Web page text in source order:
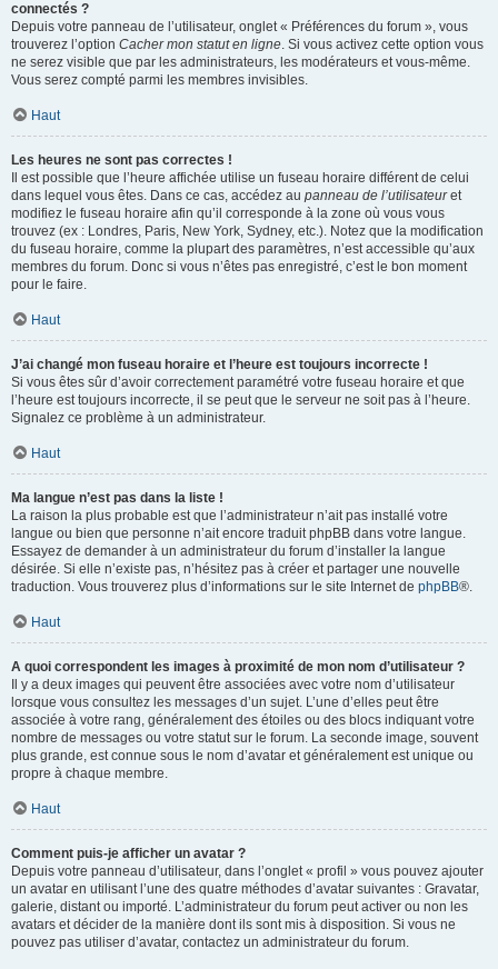
connectés ?
Depuis votre panneau de l’utilisateur, onglet « Préférences du forum », vous
trouverez l’option Cacher mon statut en ligne. Si vous activez cette option vous
ne serez visible que par les administrateurs, les modérateurs et vous-même.
Vous serez compté parmi les membres invisibles.
Haut
Les heures ne sont pas correctes !
Il est possible que l’heure affichée utilise un fuseau horaire différent de celui
dans lequel vous êtes. Dans ce cas, accédez au panneau de l’utilisateuret
modifiez le fuseau horaire afin qu’il corresponde à la zone où vous vous
trouvez (ex : Londres, Paris, New York, Sydney, etc.). Notez que la modification
du fuseau horaire, comme la plupart des paramètres, n’est accessible qu’aux
membres du forum. Donc si vous n’êtes pas enregistré, c’est le bon moment
pour le faire.
Haut
J’ai changé mon fuseau horaire et l’heure est toujours incorrecte !
Si vous êtes sûr d’avoir correctement paramétré votre fuseau horaire et que
l’heure est toujours incorrecte, il se peut que le serveur ne soit pas à l’heure.
Signalez ce problème à un administrateur.
Haut
Ma langue n’est pas dans la liste !
La raison la plus probable est que l’administrateur n’ait pas installé votre
langue ou bien que personne n’ait encore traduit phpBB dans votre langue.
Essayez de demander à un administrateur du forum d’installer la langue
désirée. Si elle n’existe pas, n’hésitez pas à créer et partager une nouvelle
traduction. Vous trouverez plus d’informations sur le site Internet de phpBB®.
Haut
A quoi correspondent les images à proximité de mon nom d’utilisateur ?
Il y a deux images qui peuvent être associées avec votre nom d’utilisateur
lorsque vous consultez les messages d’un sujet. L’une d’elles peut être
associée à votre rang, généralement des étoiles ou des blocs indiquant votre
nombre de messages ou votre statut sur le forum. La seconde image, souvent
plus grande, est connue sous le nom d’avatar et généralement est unique ou
propre à chaque membre.
Haut
Comment puis-je afficher un avatar ?
Depuis votre panneau d’utilisateur, dans l’onglet « profil » vous pouvez ajouter
un avatar en utilisant l’une des quatre méthodes d’avatar suivantes : Gravatar,
galerie, distant ou importé. L’administrateur du forum peut activer ou non les
avatars et décider de la manière dont ils sont mis à disposition. Si vous ne
pouvez pas utiliser d’avatar, contactez un administrateur du forum.